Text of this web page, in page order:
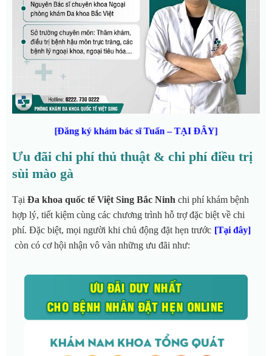
[Đăng ký khám bác sĩ Tuấn – TẠI ĐÂY]
Ưu đãi chi phí thủ thuật & chi phí điều trị
sùi mào gà
Tại Đa khoa quốc tế Việt Sing Bắc Ninh chi phí khám bệnh
hợp lý, tiết kiệm cùng các chương trình hỗ trợ đặc biệt về chi
phí. Đặc biệt, mọi người khi chủ động đặt hẹn trước [Tại đây]
còn có cơ hội nhận vô vàn những ưu đãi như: